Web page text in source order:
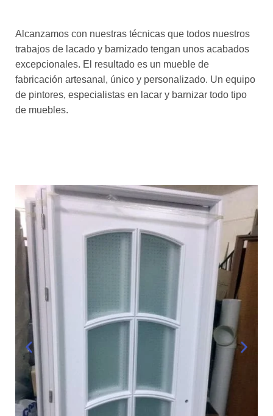
Alcanzamos con nuestras técnicas que todos nuestros
trabajos de lacado y barnizado tengan unos acabados
excepcionales. El resultado es un mueble de
fabricación artesanal, único y personalizado. Un equipo
de pintores, especialistas en lacar y barnizar todo tipo
de muebles.